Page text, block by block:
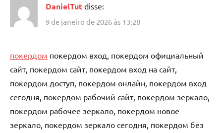
DanielTut disse:
9 de janeiro de 2026 às 13:28
покердом покердом вход, покердом официальный
сайт, покердом сайт, покердом вход на сайт,
покердом доступ, покердом онлайн, покердом вход
сегодня, покердом рабочий сайт, покердом зеркало,
покердом рабочее зеркало, покердом новое
зеркало, покердом зеркало сегодня, покердом без